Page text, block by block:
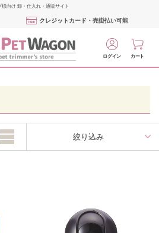
向け 卸・仕入れ・通販サイト
クレジットカード・売掛払い可能
ログイン カート
絞り込み